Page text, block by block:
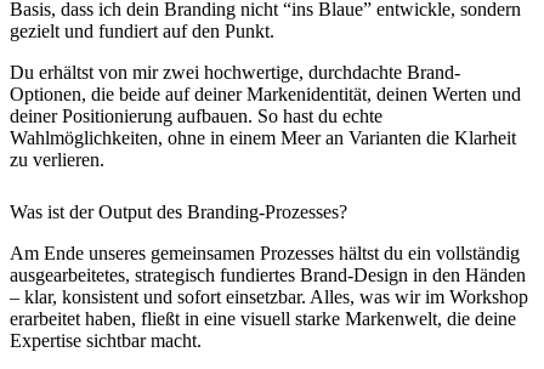
Basis, dass ich dein Branding nicht “ins Blaue” entwickle, sondern
gezielt und fundiert auf den Punkt.
Du erhältst von mir zwei hochwertige, durchdachte Brand-
Optionen, die beide auf deiner Markenidentität, deinen Werten und
deiner Positionierung aufbauen. So hast du echte
Wahlmöglichkeiten, ohne in einem Meer an Varianten die Klarheit
zu verlieren.
Was ist der Output des Branding-Prozesses?
Am Ende unseres gemeinsamen Prozesses hältst du ein vollständig
ausgearbeitetes, strategisch fundiertes Brand-Design in den Händen
– klar, konsistent und sofort einsetzbar. Alles, was wir im Workshop
erarbeitet haben, fließt in eine visuell starke Markenwelt, die deine
Expertise sichtbar macht.